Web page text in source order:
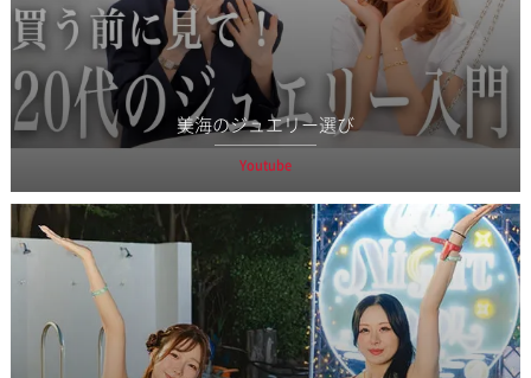
美海のジュエリー選び
Youtube